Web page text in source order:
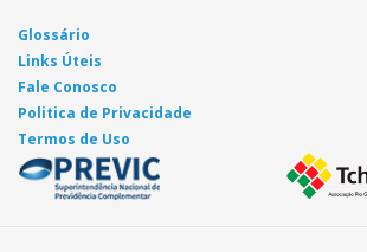
Glossário
Links Úteis
Fale Conosco
Politica de Privacidade
Termos de Uso